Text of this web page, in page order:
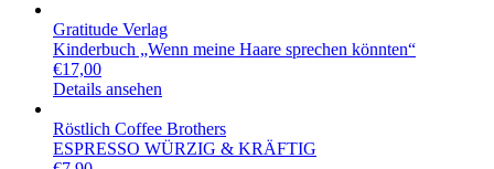
Gratitude Verlag
Kinderbuch „Wenn meine Haare sprechen könnten“
€17,00
Details ansehen
Röstlich Coffee Brothers
ESPRESSO WÜRZIG & KRÄFTIG